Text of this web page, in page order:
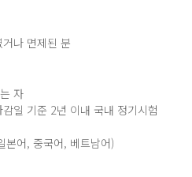
나 면제된 분
자
일 기준 2년 이내 국내 정기시험
본어, 중국어, 베트남어)